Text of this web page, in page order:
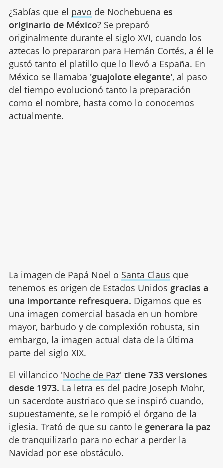
¿Sabías que el pavo de Nochebuena es
originario de México? Se preparó
originalmente durante el siglo XVI, cuando los
aztecas lo prepararon para Hernán Cortés, a él le
gustó tanto el platillo que lo llevó a España. En
México se llamaba 'guajolote elegante', al paso
del tiempo evolucionó tanto la preparación
como el nombre, hasta como lo conocemos
actualmente.
La imagen de Papá Noel o Santa Claus que
tenemos es origen de Estados Unidos gracias a
una importante refresquera. Digamos que es
una imagen comercial basada en un hombre
mayor, barbudo y de complexión robusta, sin
embargo, la imagen actual data de la última
parte del siglo XIX.
El villancico 'Noche de Paz' tiene 733 versiones
desde 1973. La letra es del padre Joseph Mohr,
un sacerdote austriaco que se inspiró cuando,
supuestamente, se le rompió el órgano de la
iglesia. Trató de que su canto le generara la paz
de tranquilizarlo para no echar a perder la
Navidad por ese obstáculo.